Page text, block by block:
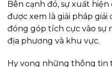
Bên cạnh đó, sự xuất
được xem là giải pháp giải
đóng góp tích cực vào sự
địa phương và khu vực.
Hy vọng những thông tin